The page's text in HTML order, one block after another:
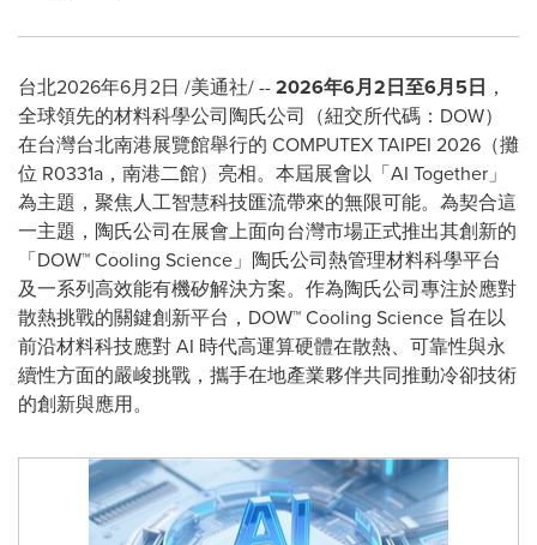
台北2026年6月2日 /美通社/ --2026年6月2日至6月5日 ，
全球領先的材料科學公司陶氏公司（紐交所代碼：DOW）
在台灣台北南港展覽館舉行的 COMPUTEX TAIPEI 2026（攤
位 R0331a，南港二館）亮相。本屆展會以「AI Together」
為主題，聚焦人工智慧科技匯流帶來的無限可能。為契合這
一主題，陶氏公司在展會上面向台灣市場正式推出其創新的
「DOW™ Cooling Science」陶氏公司熱管理材料科學平台
及一系列高效能有機矽解決方案。作為陶氏公司專注於應對
散熱挑戰的關鍵創新平台，DOW™ Cooling Science 旨在以
前沿材料科技應對 AI 時代高運算硬體在散熱、可靠性與永
續性方面的嚴峻挑戰，攜手在地產業夥伴共同推動冷卻技術
的創新與應用。